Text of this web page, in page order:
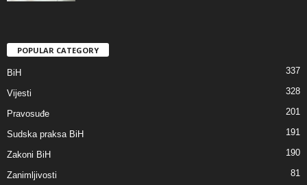
POPULAR CATEGORY
BiH 337
Vijesti 328
Pravosuđe 201
Sudska praksa BiH 191
Zakoni BiH 190
Zanimljivosti 81